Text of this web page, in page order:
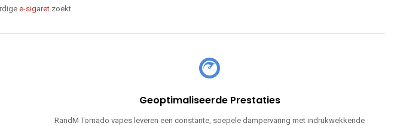
e-sigaretzoekt.
Geoptimaliseerde Prestaties
RandM Tornado vapes leveren een constante, soepele dampervaring met indrukwekkende